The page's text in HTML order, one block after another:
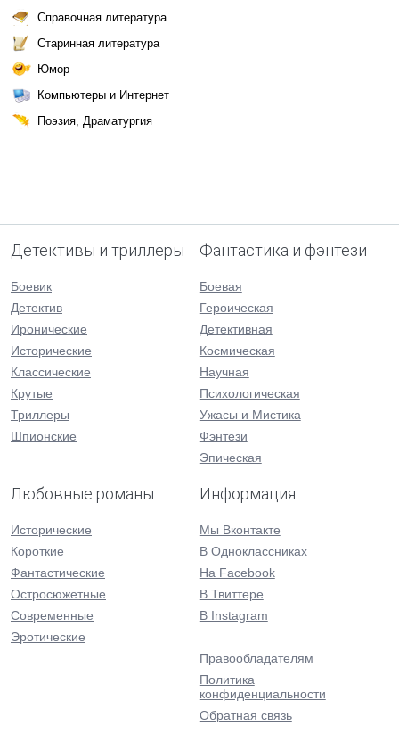
Справочная литература
Старинная литература
Юмор
Компьютеры и Интернет
Поэзия, Драматургия
Детективы и триллеры
Боевик
Детектив
Иронические
Исторические
Классические
Крутые
Триллеры
Шпионские
Фантастика и фэнтези
Боевая
Героическая
Детективная
Космическая
Научная
Психологическая
Ужасы и Мистика
Фэнтези
Эпическая
Любовные романы
Исторические
Короткие
Фантастические
Остросюжетные
Современные
Эротические
Информация
Мы Вконтакте
В Одноклассниках
На Facebook
В Твиттере
В Instagram
Правообладателям
Политика
конфиденциальности
Обратная связь